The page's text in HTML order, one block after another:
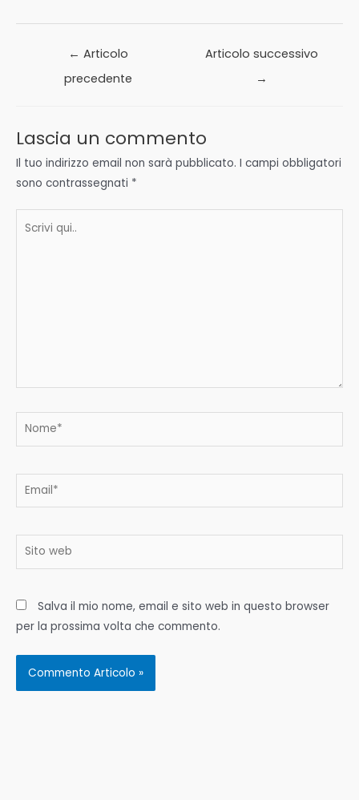
← Articolo
precedente
Articolo successivo
→
Lascia un commento
Il tuo indirizzo email non sarà pubblicato. I campi obbligatori
sono contrassegnati *
Nome*
Email*
Sito
Salva il mio nome, email e sito web in questo browser
per la prossima volta che commento.